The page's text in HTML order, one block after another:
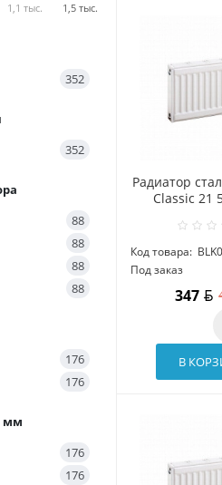
1,1 тыс. 1,5 тыс.
352
352
88
88
88
88
176
176
мм
176
176
Радиатор
Classic 21
Код товара:
Под заказ
347
В